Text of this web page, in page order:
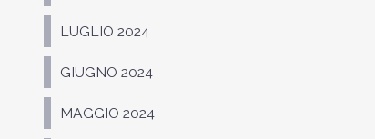
LUGLIO 2024
GIUGNO 2024
MAGGIO 2024